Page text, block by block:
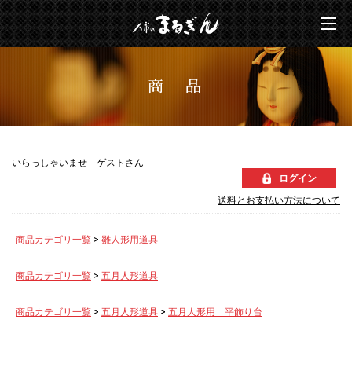
商 品
いらっしゃいませ ゲストさん
ログイン
送料とお支払い方法について
商品カテゴリ一覧 > 雛人形用道具
商品カテゴリ一覧 > 五月人形道具
商品カテゴリ一覧 > 五月人形道具 > 五月人形用 平飾り台